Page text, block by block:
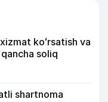
koʻrsatish va
soliq
shartnoma